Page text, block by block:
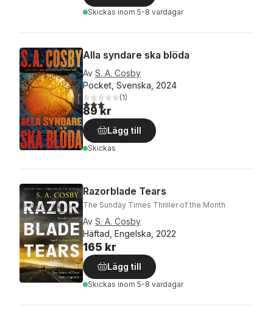
Skickas inom 5-8 vardagar
Alla syndare ska blöda
Av S. A. Cosby
Pocket, Svenska, 2024
3,0utav 5 stjärnor. Totalt antal röster:
(1)
89 kr
Lägg till
Skickas
Razorblade Tears
The Sunday Times Thriller of the Month
Av S. A. Cosby
Häftad, Engelska, 2022
165 kr
Lägg till
Skickas inom 5-8 vardagar